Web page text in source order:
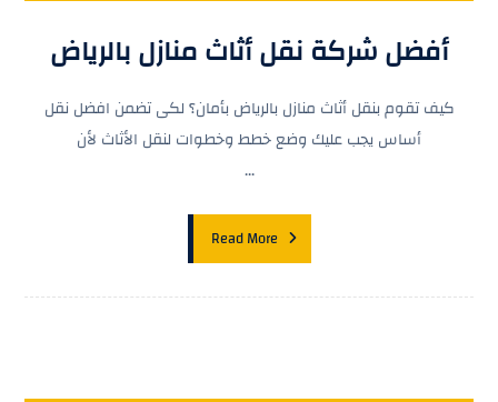
أفضل شركة نقل أثاث منازل بالرياض
كيف تقوم بنقل أثاث منازل بالرياض بأمان؟ لكى تضمن افضل نقل
أساس يجب عليك وضع خطط وخطوات لنقل الأثاث لأن
...
Read More